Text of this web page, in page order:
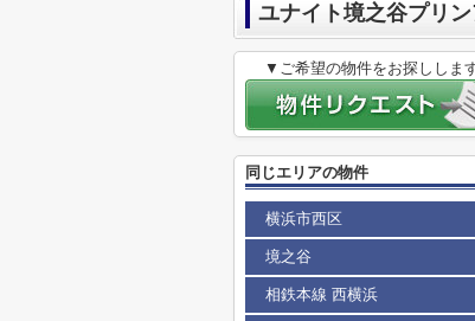
ユナイト境之谷プリ
▼ご希望の物件をお探ししま
同じエリアの物件
横浜市西区
境之谷
相鉄本線 西横浜